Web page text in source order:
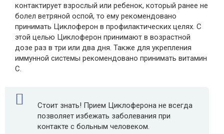
контактирует взрослый или ребенок, который ранее не
болел ветряной оспой, то ему рекомендовано
принимать Циклоферон в профилактических целях. С
этой целью Циклоферон принимают в возрастной
дозе раз в три или два дня. Также для укрепления
иммунной системы рекомендовано принимать витамин
С.
Стоит знать! Прием Циклоферона не всегда
позволяет избежать заболевания при
контакте с больным человеком.